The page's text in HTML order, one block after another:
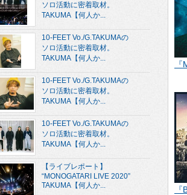
ソロ活動に密着取材。
TAKUMA【何人か...
10-FEET Vo./G.TAKUMAの
ソロ活動に密着取材。
TAKUMA【何人か...
10-FEET Vo./G.TAKUMAの
ソロ活動に密着取材。
TAKUMA【何人か...
10-FEET Vo./G.TAKUMAの
ソロ活動に密着取材。
TAKUMA【何人か...
【ライブレポート】
“MONOGATARI LIVE 2020”
TAKUMA【何人か...